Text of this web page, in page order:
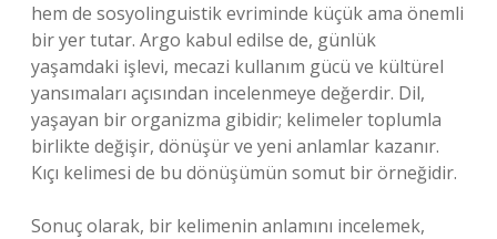
hem de sosyolinguistik evriminde küçük ama önemli
bir yer tutar. Argo kabul edilse de, günlük
yaşamdaki işlevi, mecazi kullanım gücü ve kültürel
yansımaları açısından incelenmeye değerdir. Dil,
yaşayan bir organizma gibidir; kelimeler toplumla
birlikte değişir, dönüşür ve yeni anlamlar kazanır.
Kıçı kelimesi de bu dönüşümün somut bir örneğidir.
Sonuç olarak, bir kelimenin anlamını incelemek,